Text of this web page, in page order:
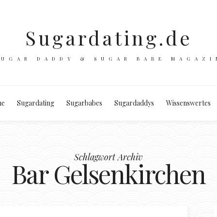
Sugardating.de
DADDY & SUGAR BABE
Sugardating Sugarbabes Sugardaddys Wissenswertes
Schlagwort Archiv
Bar Gelsenkirchen